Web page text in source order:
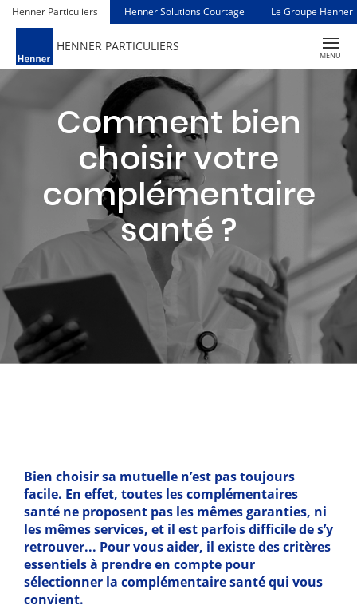
Henner Particuliers Henner Solutions Courtage Le Groupe Henner
TOGGLE
MENU
HENNER PARTICULIERS
Comment bien
choisir votre
complémentaire
santé ?
Bien choisir sa mutuelle n’est pas toujours
facile. En effet, toutes les complémentaires
santé ne proposent pas les mêmes garanties, ni
les mêmes services, et il est parfois difficile de s’y
retrouver... Pour vous aider, il existe des critères
essentiels à prendre en compte pour
sélectionner la complémentaire santé qui vous
convient.